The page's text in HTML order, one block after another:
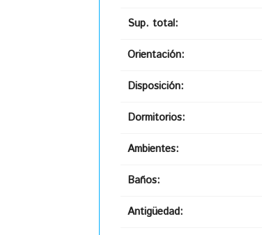
Sup. total:
Orientación:
Disposición:
Dormitorios:
Ambientes:
Baños:
Antigüedad: